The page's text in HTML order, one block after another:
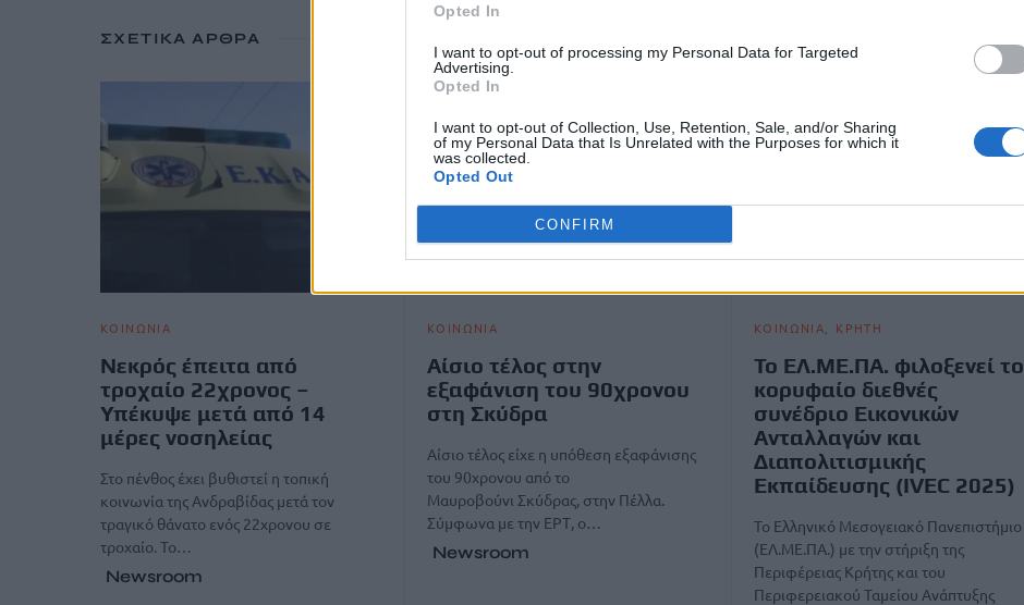
Opted In
I want to opt-out of processing my Personal Data for Targeted
Advertising.
Opted In
I want to opt-out of Collection, Use, Retention, Sale, and/or Sharing
of my Personal Data that Is Unrelated with the Purposes for which it
was collected.
Opted Out
CONFIRM
ΣΧΕΤΙΚΆ ΆΡΘΡΑ
ΚΟΙΝΩΝΙΑ
Νεκρός έπειτα από
τροχαίο 22χρονος –
Υπέκυψε μετά από 14
μέρες νοσηλείας
Στο πένθος έχει βυθιστεί η τοπική
κοινωνία της Ανδραβίδας μετά τον
τραγικό θάνατο ενός 22χρονου σε
τροχαίο. Το…
Newsroom
ΚΟΙΝΩΝΙΑ
Αίσιο τέλος στην
εξαφάνιση του 90χρονου
στη Σκύδρα
Αίσιο τέλος είχε η υπόθεση εξαφάνισης
του 90χρονου από το
Μαυροβούνι Σκύδρας, στην Πέλλα.
Σύμφωνα με την ΕΡΤ, ο…
Newsroom
ΚΟΙΝΩΝΙΑ ΚΡΗΤΗ
Το ΕΛ.ΜΕ.ΠΑ. φιλοξενεί το
κορυφαίο διεθνές
συνέδριο Εικονικών
Ανταλλαγών και
Διαπολιτισμικής
Εκπαίδευσης (IVEC 2025)
Το Ελληνικό Μεσογειακό Πανεπιστήμιο
(ΕΛ.ΜΕ.ΠΑ.) με την στήριξη της
Περιφέρειας Κρήτης και του
Περιφερειακού Ταμείου Ανάπτυξης